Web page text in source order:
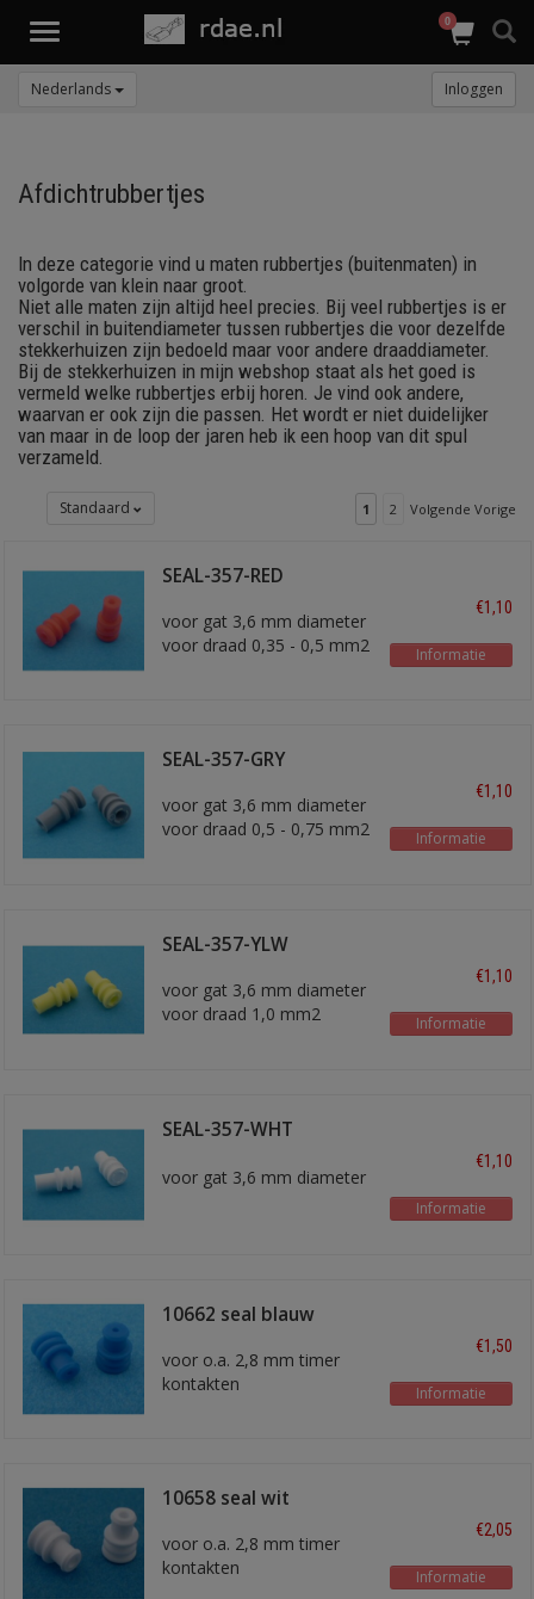
Toggle
0
Nederlands Inloggen
Afdichtrubbertjes
In deze categorie vind u maten rubbertjes (buitenmaten) in
volgorde van klein naar groot.
Niet alle maten zijn altijd heel precies. Bij veel rubbertjes is er
verschil in buitendiameter tussen rubbertjes die voor dezelfde
stekkerhuizen zijn bedoeld maar voor andere draaddiameter.
Bij de stekkerhuizen in mijn webshop staat als het goed is
vermeld welke rubbertjes erbij horen. Je vind ook andere,
waarvan er ook zijn die passen. Het wordt er niet duidelijker
van maar in de loop der jaren heb ik een hoop van dit spul
verzameld.
Standaard 1 2 Volgende Vorige
SEAL-357-RED
voor gat 3,6 mm diameter
voor draad 0,35 - 0,5 mm2
€1,10
Informatie
SEAL-357-GRY
voor gat 3,6 mm diameter
voor draad 0,5 - 0,75 mm2
€1,10
Informatie
SEAL-357-YLW
voor gat 3,6 mm diameter
voor draad 1,0 mm2
€1,10
Informatie
SEAL-357-WHT
voor gat 3,6 mm diameter
€1,10
Informatie
10662 seal blauw
voor o.a. 2,8 mm timer
kontakten
€1,50
Informatie
10658 seal wit
voor o.a. 2,8 mm timer
kontakten
€2,05
Informatie